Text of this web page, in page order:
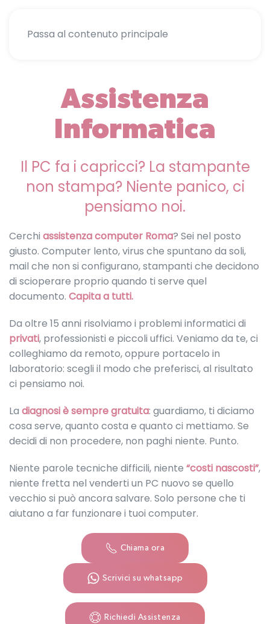
Passa al contenuto principale
Assistenza
Informatica
Il PC fa i capricci? La stampante
non stampa? Niente panico, ci
pensiamo noi.
Cerchi assistenza computer Roma? Sei nel posto
giusto. Computer lento, virus che spuntano da soli,
mail che non si configurano, stampanti che decidono
di scioperare proprio quando ti serve quel
documento. Capita a tutti.
Da oltre 15 anni risolviamo i problemi informatici di
privati, professionisti e piccoli uffici. Veniamo da te, ci
colleghiamo da remoto, oppure portacelo in
laboratorio: scegli il modo che preferisci, al risultato
ci pensiamo noi.
La diagnosi è sempre gratuita: guardiamo, ti diciamo
cosa serve, quanto costa e quanto ci mettiamo. Se
decidi di non procedere, non paghi niente. Punto.
Niente parole tecniche difficili, niente “costi nascosti”,
niente fretta nel venderti un PC nuovo se quello
vecchio si può ancora salvare. Solo persone che ti
aiutano a far funzionare i tuoi computer.
Chiama ora
Scrivici su whatsapp
Richiedi Assistenza